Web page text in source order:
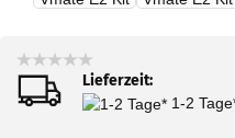
Lieferzeit:
1-2